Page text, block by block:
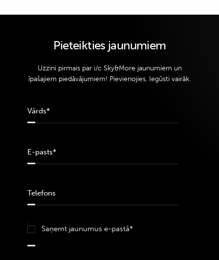
Pieteikties jaunumiem
Uzzini pirmais par i/c Sky&More jaunumiem un
īpašajiem piedāvājumiem! Pievienojies. Iegūsti vairāk.
Saņemt jaunumus e-pastā*